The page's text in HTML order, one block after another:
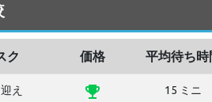
ク 価格 平均待ち時
え emoji_events 15 ミニ